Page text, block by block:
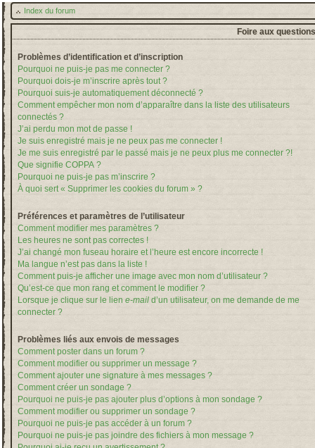
Index du forum
Foire aux
Problèmes d’identification et d’inscription
Pourquoi ne puis-je pas me connecter ?
Pourquoi dois-je m’inscrire après tout ?
Pourquoi suis-je automatiquement déconnecté ?
Comment empêcher mon nom d’apparaître dans la liste des utilisateurs
connectés ?
J’ai perdu mon mot de passe !
Je suis enregistré mais je ne peux pas me connecter !
Je me suis enregistré par le passé mais je ne peux plus me connecter ?!
Que signifie COPPA ?
Pourquoi ne puis-je pas m’inscrire ?
À quoi sert « Supprimer les cookies du forum » ?
Préférences et paramètres de l’utilisateur
Comment modifier mes paramètres ?
Les heures ne sont pas correctes !
J’ai changé mon fuseau horaire et l’heure est encore incorrecte !
Ma langue n’est pas dans la liste !
Comment puis-je afficher une image avec mon nom d’utilisateur ?
Qu’est-ce que mon rang et comment le modifier ?
Lorsque je clique sur le lien e-mail d’un utilisateur, on me demande de me
connecter ?
Problèmes liés aux envois de messages
Comment poster dans un forum ?
Comment modifier ou supprimer un message ?
Comment ajouter une signature à mes messages ?
Comment créer un sondage ?
Pourquoi ne puis-je pas ajouter plus d’options à mon sondage ?
Comment modifier ou supprimer un sondage ?
Pourquoi ne puis-je pas accéder à un forum ?
Pourquoi ne puis-je pas joindre des fichiers à mon message ?